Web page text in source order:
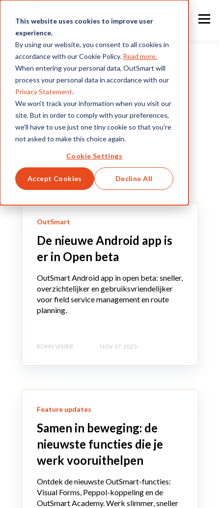
This website uses cookies to improve user
experience.
By using our website, you consent to all cookies in
accordance with our Cookie Policy. Read more.
When entering your personal data, OutSmart will
process your personal data in accordance with our
Privacy Statement.
We won't track your information when you visit our
site. But in order to comply with your preferences,
we'll have to use just one tiny cookie so that you're
not asked to make this choice again.
Cookie Settings
Accept Cookies Decline All
TOPIC
Feature updates
OutSmart
De nieuwe Android app is
er in Open beta
OutSmart Android app in open beta: sneller,
overzichtelijker en gebruiksvriendelijker
voor field service management en route
planning.
ROMY VISSER NOV 17, 2025
Feature updates
Samen in beweging: de
nieuwste functies die je
werk vooruithelpen
Ontdek de nieuwste OutSmart-functies:
Visual Forms, Peppol-koppeling en de
OutSmart Academy. Werk slimmer, sneller